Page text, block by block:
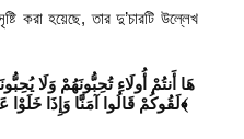
করা হয়েছে, তার দু’চারটি উল্লেখ
لَقُوكُمْ قَالُوا آمَنَّا وَإِذَا خَلَوْا عَضُّوا عَلَيْكُمُ الْأَنَامِلَ مِنَ الْغَيْظِ﴾